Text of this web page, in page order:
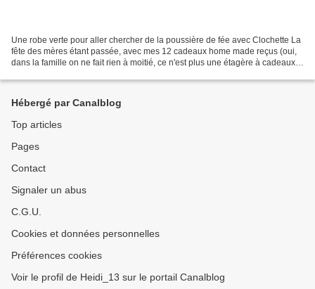
Une robe verte pour aller chercher de la poussière de fée avec Clochette La
fête des mères étant passée, avec mes 12 cadeaux home made reçus (oui,
dans la famille on ne fait rien à moitié, ce n'est plus une étagère à cadeaux
Hébergé par Canalblog
Top articles
Pages
Contact
Signaler un abus
C.G.U.
Cookies et données personnelles
Préférences cookies
Voir le profil de Heidi_13 sur le portail Canalblog